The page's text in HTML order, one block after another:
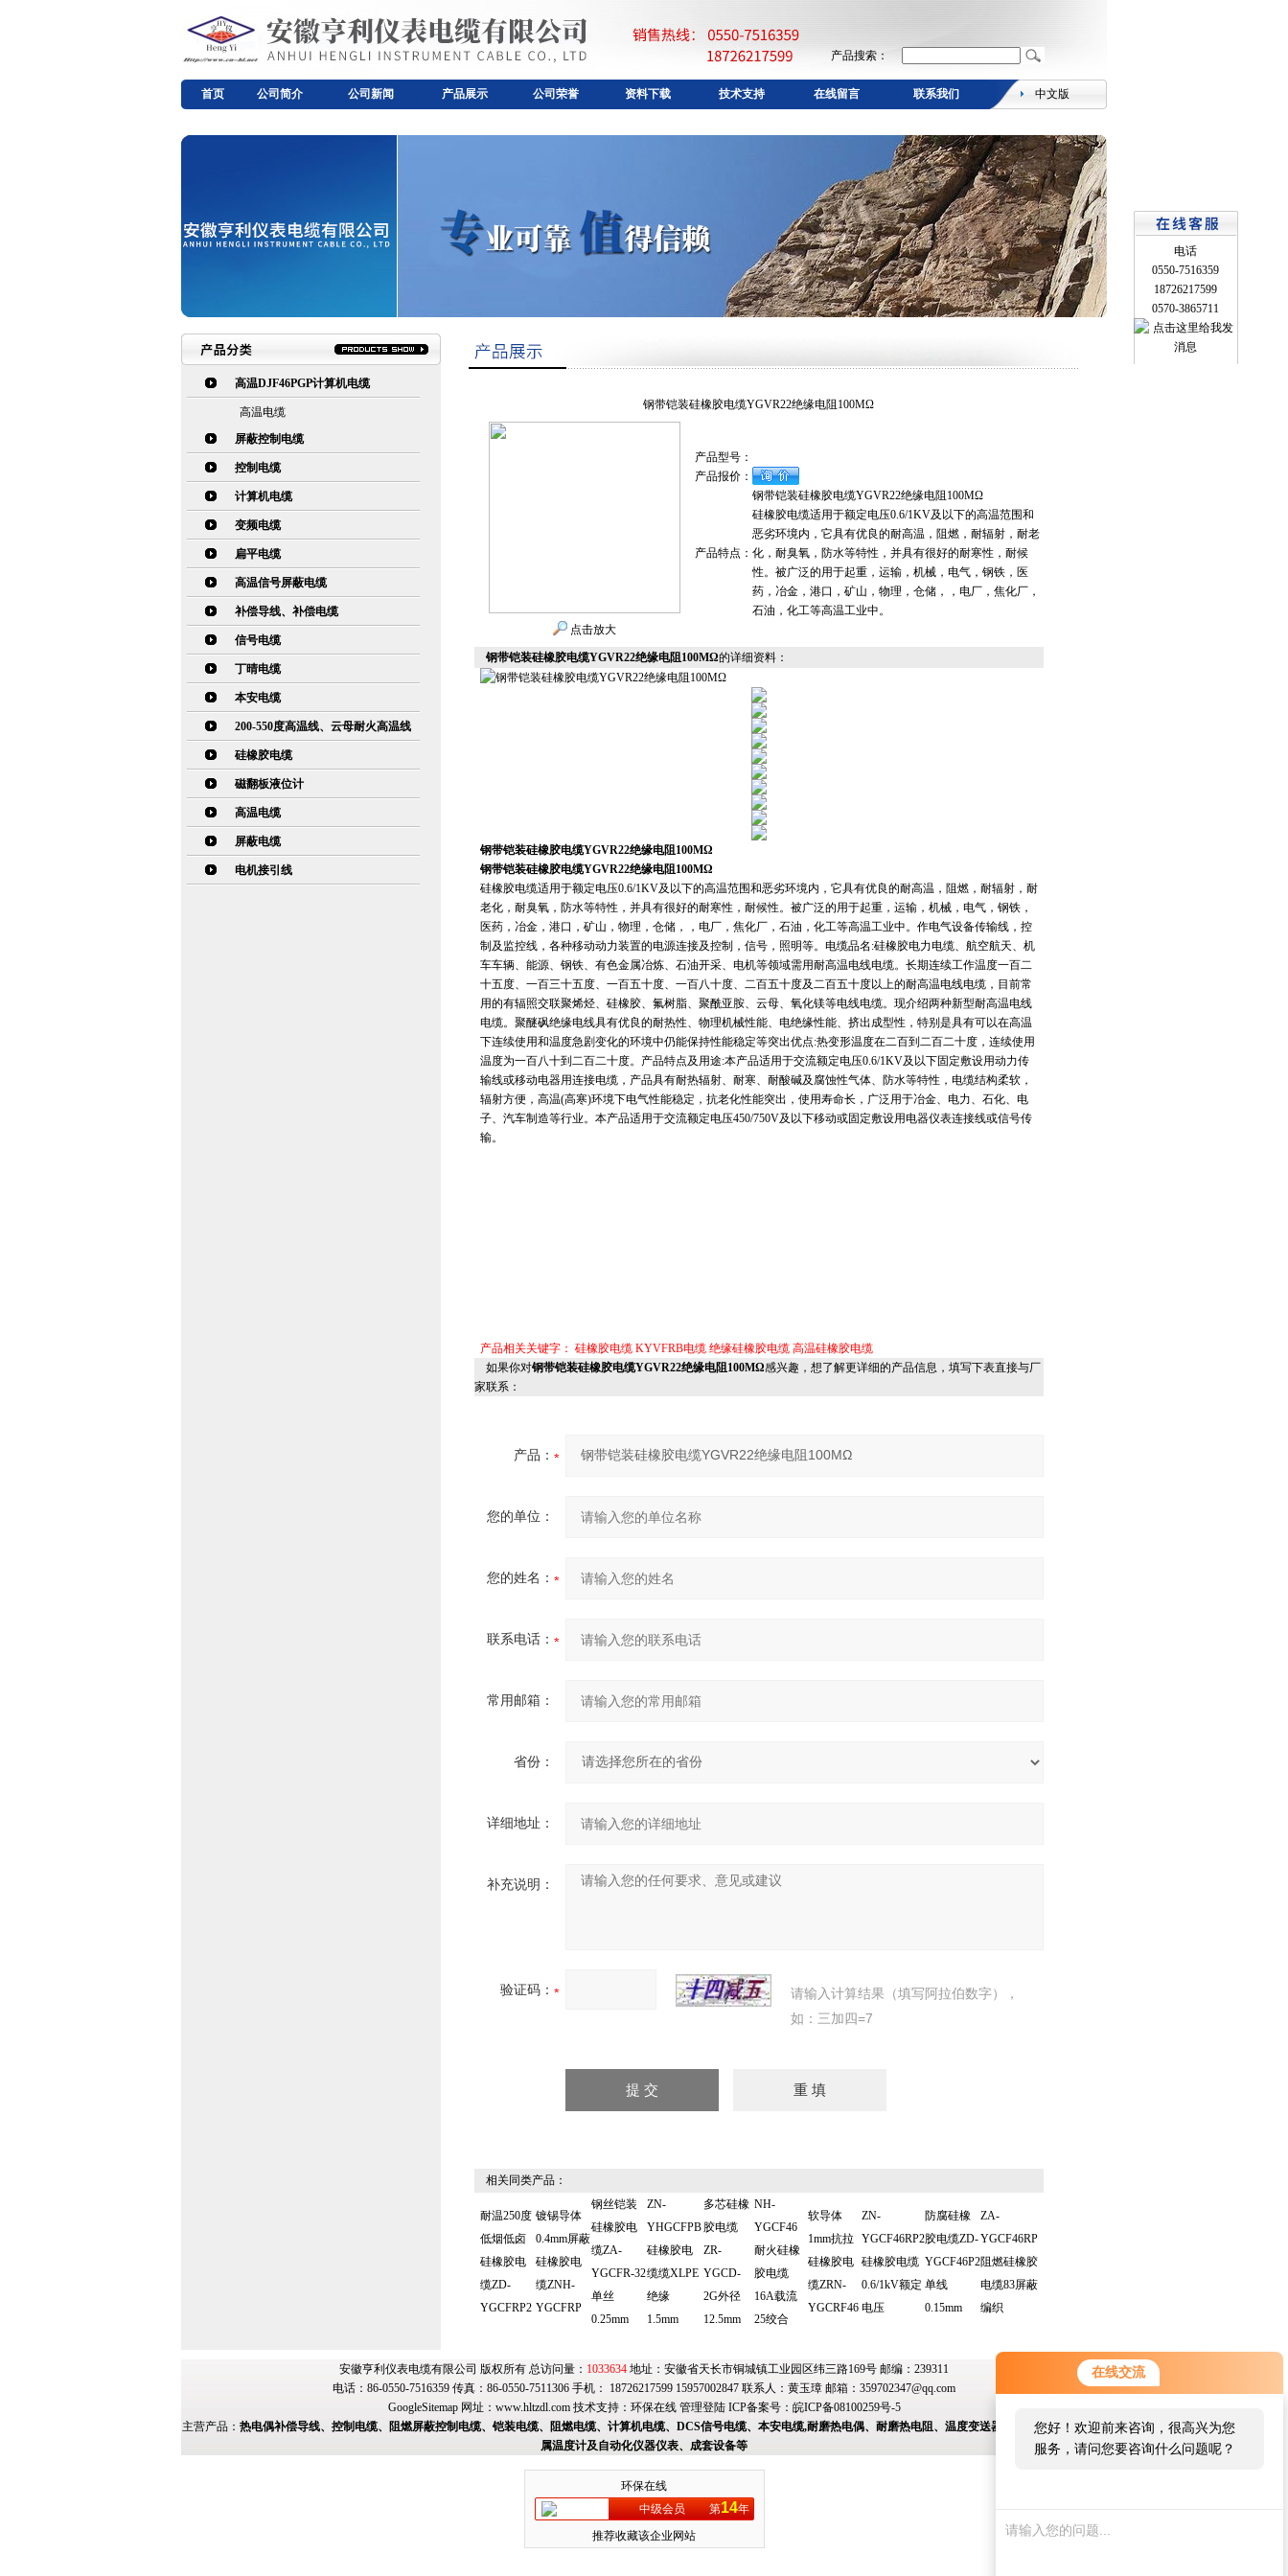
在线交流
您好！欢迎前来咨询，很高兴为您
服务，请问您要咨询什么问题呢？
产品搜索：
首页 公司简介 公司新闻 产品展示 公司荣誉 资料下载 技术支持 在线留言 联系我们 中文版
高温DJF46PGP计算机电缆
高温电缆
屏蔽控制电缆
控制电缆
计算机电缆
变频电缆
扁平电缆
高温信号屏蔽电缆
补偿导线、补偿电缆
信号电缆
丁晴电缆
本安电缆
200-550度高温线、云母耐火高温线
硅橡胶电缆
磁翻板液位计
高温电缆
屏蔽电缆
电机接引线
钢带铠装硅橡胶电缆YGVR22绝缘电阻100MΩ
点击放大
产品型号：
产品报价：
产品特点：
钢带铠装硅橡胶电缆YGVR22绝缘电阻100MΩ
硅橡胶电缆适用于额定电压0.6/1KV及以下的高温范围和
恶劣环境内，它具有优良的耐高温，阻燃，耐辐射，耐老
化，耐臭氧，防水等特性，并具有很好的耐寒性，耐候
性。被广泛的用于起重，运输，机械，电气，钢铁，医
药，冶金，港口，矿山，物理，仓储，，电厂，焦化厂，
石油，化工等高温工业中。
钢带铠装硅橡胶电缆YGVR22绝缘电阻100MΩ的详细资料：
钢带铠装硅橡胶电缆YGVR22绝缘电阻100MΩ
钢带铠装硅橡胶电缆YGVR22绝缘电阻100MΩ
硅橡胶电缆适用于额定电压0.6/1KV及以下的高温范围和恶劣环境内，它具有优良的耐高温，阻燃，耐辐射，耐
老化，耐臭氧，防水等特性，并具有很好的耐寒性，耐候性。被广泛的用于起重，运输，机械，电气，钢铁，
医药，冶金，港口，矿山，物理，仓储，，电厂，焦化厂，石油，化工等高温工业中。作电气设备传输线，控
制及监控线，各种移动动力装置的电源连接及控制，信号，照明等。电缆品名:硅橡胶电力电缆、航空航天、机
车车辆、能源、钢铁、有色金属冶炼、石油开采、电机等领域需用耐高温电线电缆。长期连续工作温度一百二
十五度、一百三十五度、一百五十度、一百八十度、二百五十度及二百五十度以上的耐高温电线电缆，目前常
用的有辐照交联聚烯烃、硅橡胶、氟树脂、聚酰亚胺、云母、氧化镁等电线电缆。现介绍两种新型耐高温电线
电缆。聚醚砜绝缘电线具有优良的耐热性、物理机械性能、电绝缘性能、挤出成型性，特别是具有可以在高温
下连续使用和温度急剧变化的环境中仍能保持性能稳定等突出优点:热变形温度在二百到二百二十度，连续使用
温度为一百八十到二百二十度。产品特点及用途:本产品适用于交流额定电压0.6/1KV及以下固定敷设用动力传
输线或移动电器用连接电缆，产品具有耐热辐射、耐寒、耐酸碱及腐蚀性气体、防水等特性，电缆结构柔软，
辐射方便，高温(高寒)环境下电气性能稳定，抗老化性能突出，使用寿命长，广泛用于冶金、电力、石化、电
子、汽车制造等行业。本产品适用于交流额定电压450/750V及以下移动或固定敷设用电器仪表连接线或信号传
输。
产品相关关键字： 硅橡胶电缆 KYVFRB电缆 绝缘硅橡胶电缆 高温硅橡胶电缆
如果你对钢带铠装硅橡胶电缆YGVR22绝缘电阻100MΩ感兴趣，想了解更详细的产品信息，填写下表直接与厂
家联系：
产品：
您的单位：
您的姓名：
联系电话：
常用邮箱：
省份：
详细地址：
补充说明：
验证码：
请输入计算结果（填写阿拉伯数字），
如：三加四=7
相关同类产品：
耐温250度
低烟低卤
硅橡胶电
缆ZD-
YGCFRP2
镀锡导体
0.4mm屏蔽
硅橡胶电
缆ZNH-
YGCFRP
钢丝铠装
硅橡胶电
缆ZA-
YGCFR-32
单丝
0.25mm
ZN-
YHGCFPB
硅橡胶电
缆缆XLPE
绝缘
1.5mm
多芯硅橡
胶电缆
ZR-
YGCD-
2G外径
12.5mm
NH-
YGCF46
耐火硅橡
胶电缆
16A载流
25绞合
软导体
1mm抗拉
硅橡胶电
缆ZRN-
YGCRF46
ZN-
YGCF46RP2
硅橡胶电缆
0.6/1kV额定
电压
防腐硅橡
胶电缆ZD-
YGCF46P2
单线
0.15mm
ZA-
YGCF46RP
阻燃硅橡胶
电缆83屏蔽
编织
安徽亨利仪表电缆有限公司 版权所有 总访问量： 1033634 地址：安徽省天长市铜城镇工业园区纬三路169号 邮编：239311
电话：86-0550-7516359 传真：86-0550-7511306 手机： 18726217599 15957002847 联系人：黄玉璋 邮箱： 359702347@qq.com
GoogleSitemap网址： www.hltzdl.com技术支持： 环保在线 管理登陆ICP备案号： 皖ICP备08100259号-5
主营产品： 热电偶补偿导线、控制电缆、阻燃屏蔽控制电缆、铠装电缆、阻燃电缆、计算机电缆、DCS信号电缆、本安电缆,耐磨热电偶、耐磨热电阻、温度变送器、变送器模块、双金
属温度计及自动化仪器仪表、成套设备等
电话
0550-7516359
18726217599
0570-3865711
环保在线
中级会员
第14年
推荐收藏该企业网站